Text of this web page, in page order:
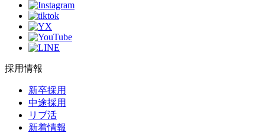
採用情報
新卒採用
中途採用
リブ活
新着情報